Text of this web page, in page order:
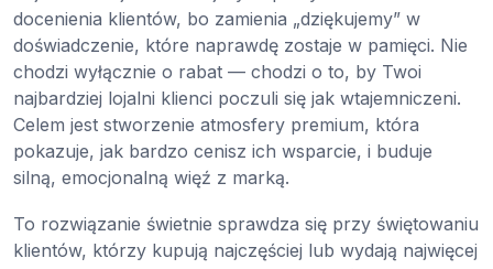
docenienia klientów, bo zamienia „dziękujemy” w
doświadczenie, które naprawdę zostaje w pamięci. Nie
chodzi wyłącznie o rabat — chodzi o to, by Twoi
najbardziej lojalni klienci poczuli się jak wtajemniczeni.
Celem jest stworzenie atmosfery premium, która
pokazuje, jak bardzo cenisz ich wsparcie, i buduje
silną, emocjonalną więź z marką.
To rozwiązanie świetnie sprawdza się przy świętowaniu
klientów, którzy kupują najczęściej lub wydają najwięcej